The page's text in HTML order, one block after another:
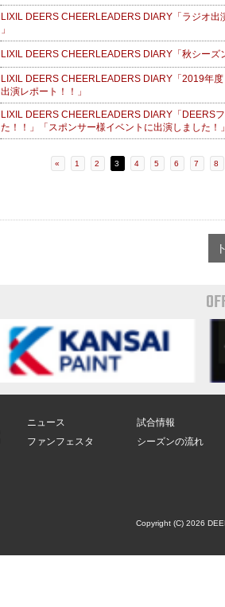
LIXIL DEERS CHEERLEADERS DIARY「ラジオ
」
LIXIL DEERS CHEERLEADERS DIARY「秋シー
LIXIL DEERS CHEERLEADERS DIARY「2019年
出演レポート！！」
LIXIL DEERS CHEERLEADERS DIARY「DEERS
た！！」「スポンサー様イベントに出演しました！
« 1 2 3 4 5 6 7 8
ニュース
ファンフェスタ
試合情報
シーズンの流れ
Copyright (C) 2026